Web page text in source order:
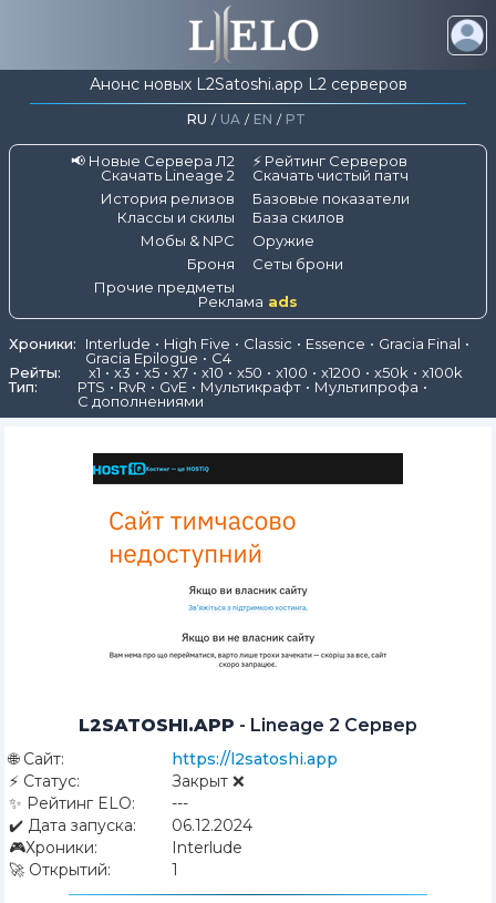
Анонс новых L2Satoshi.app L2 серверов
RU / UA / EN / PT
📢 Новые Сервера Л2
⚡ Рейтинг Серверов
Скачать Lineage 2
Скачать чистый патч
История релизов
Базовые показатели
Классы и скилы
База скилов
Мобы & NPC
Оружие
Броня
Сеты брони
Прочие предметы
Реклама ads
Хроники: Interlude High Five Classic Essence
Gracia Final
Gracia Epilogue
C4
Рейты:
x1 x3 x5 x7 x10 x50 x100 x1200 x50k
x100k
Тип:
PTS RvR GvE Мультикрафт
Мультипрофа
С дополнениями
L2SATOSHI.APP - Lineage 2 Сервер
🌐 Сайт:
https://l2satoshi.app
⚡ Статус:
Закрыт ❌
✨ Рейтинг ELO:
---
✔️ Дата запуска:
06.12.2024
🎮Хроники:
Interlude
🚀 Открытий: 1